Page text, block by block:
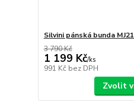
Silvini pánská bunda
3 790 Kč
1 199 Kč/ks
991 Kč bez DPH
Zvolit